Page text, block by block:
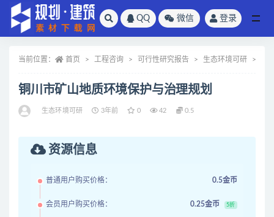
QQ 微信 登录
当前位置： 首页 工程咨询 可行性研究报告 生态环境可研
铜川市矿山地质环境保护与治理规划
生态环境可研 3年前 0 42 0.5
资源信息
普通用户购买价格： 0.5金币
会员用户购买价格： 0.25金币 5折
全部